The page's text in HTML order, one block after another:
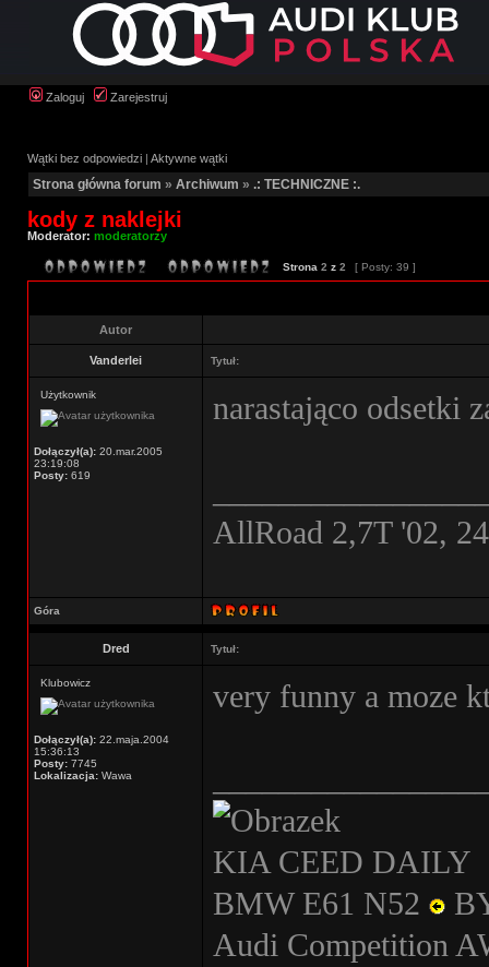
Zaloguj Zarejestruj
Wątki bez odpowiedzi | Aktywne wątki
Strona główna forum » Archiwum » .: TECHNICZNE :.
kody z naklejki
Moderator: moderatorzy
Strona 2 z 2 [ Posty: 39 ]
Autor
Vanderlei Tytuł:
Użytkownik
Dołączył(a): 20.mar.2005
23:19:08
Posty: 619
narastająco odsetki
AllRoad 2,7T '02,
Góra
Dred Tytuł:
Klubowicz
Dołączył(a): 22.maja.2004
15:36:13
Posty: 7745
Lokalizacja: Wawa
very funny a moze
KIA CEED DAILY
BMW E61 N52
Audi Competition